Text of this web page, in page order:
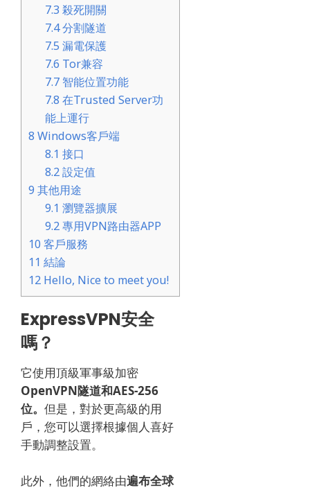
7.3 殺死開關
7.4分割隧道
7.5 漏電保護
7.6 Tor兼容
7.7 智能位置功能
7.8 在Trusted Server功
能上運行
8 Windows客戶端
8.1 接口
8.2設定值
9 其他用途
9.1 瀏覽器擴展
9.2專用VPN路由器APP
10 客戶服務
11 結論
12 Hello, Nice to meet you!
ExpressVPN安全
嗎？
它使用頂級軍事級加密
OpenVPN隧道和AES-256
位。 但是，對於更高級的用
戶，您可以選擇根據個人喜好
手動調整設置。
此外，他們的網絡由遍布全球